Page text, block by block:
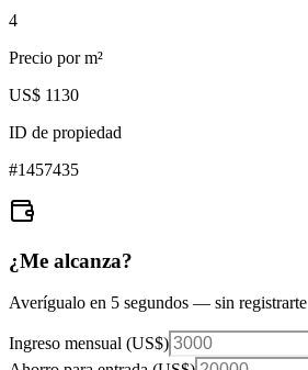
4
Precio por m²
US$ 1130
ID de propiedad
#1457435
¿Me alcanza?
Averígualo en 5 segundos — sin registrarte
Ingreso mensual (US$)